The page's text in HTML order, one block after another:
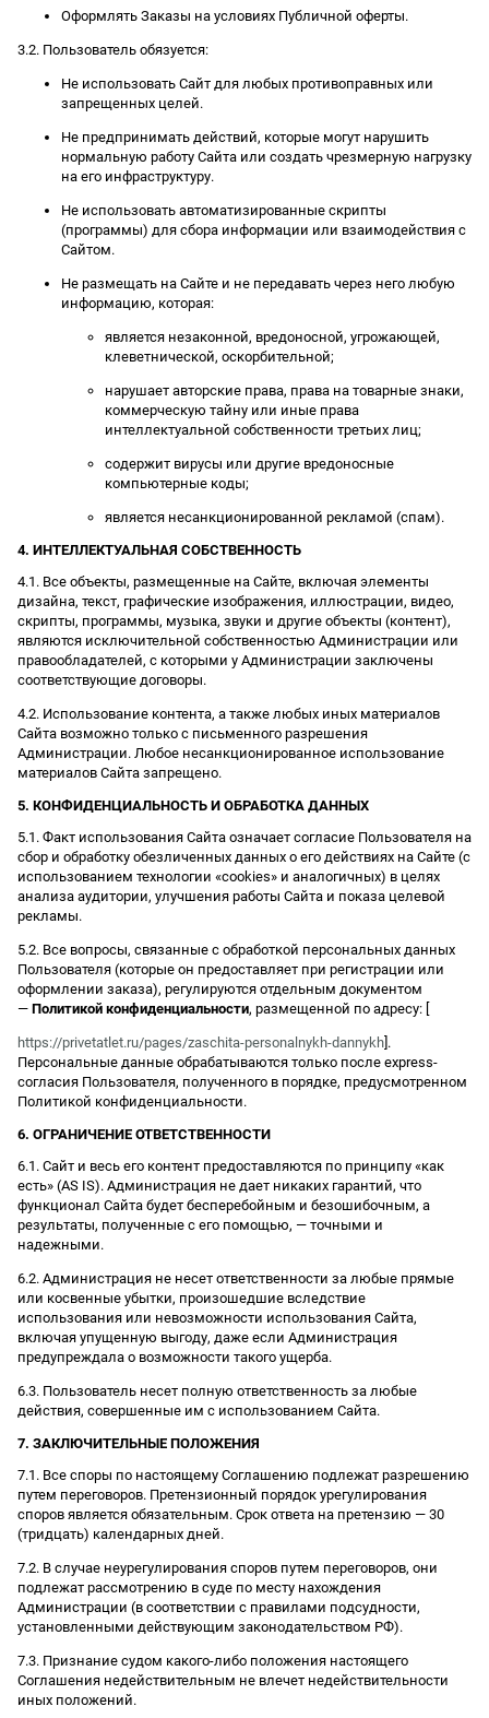
Оформлять Заказы на условиях Публичной оферты.
3.2. Пользователь обязуется:
Не использовать Сайт для любых противоправных или
запрещенных целей.
Не предпринимать действий, которые могут нарушить
нормальную работу Сайта или создать чрезмерную нагрузку
на его инфраструктуру.
Не использовать автоматизированные скрипты
(программы) для сбора информации или взаимодействия с
Сайтом.
Не размещать на Сайте и не передавать через него любую
информацию, которая:
является незаконной, вредоносной, угрожающей,
клеветнической, оскорбительной;
нарушает авторские права, права на товарные знаки,
коммерческую тайну или иные права
интеллектуальной собственности третьих лиц;
содержит вирусы или другие вредоносные
компьютерные коды;
является несанкционированной рекламой (спам).
4. ИНТЕЛЛЕКТУАЛЬНАЯ СОБСТВЕННОСТЬ
4.1. Все объекты, размещенные на Сайте, включая элементы
дизайна, текст, графические изображения, иллюстрации, видео,
скрипты, программы, музыка, звуки и другие объекты (контент),
являются исключительной собственностью Администрации или
правообладателей, с которыми у Администрации заключены
соответствующие договоры.
4.2. Использование контента, а также любых иных материалов
Сайта возможно только с письменного разрешения
Администрации. Любое несанкционированное использование
материалов Сайта запрещено.
5. КОНФИДЕНЦИАЛЬНОСТЬ И ОБРАБОТКА ДАННЫХ
5.1. Факт использования Сайта означает согласие Пользователя на
сбор и обработку обезличенных данных о его действиях на Сайте (с
использованием технологии «cookies» и аналогичных) в целях
анализа аудитории, улучшения работы Сайта и показа целевой
рекламы.
5.2. Все вопросы, связанные с обработкой персональных данных
Пользователя (которые он предоставляет при регистрации или
оформлении заказа), регулируются отдельным документом
— Политикой конфиденциальности, размещенной по адресу: [
https://privetatlet.ru/pages/zaschita-personalnykh-dannykh ].
Персональные данные обрабатываются только после express-
согласия Пользователя, полученного в порядке, предусмотренном
Политикой конфиденциальности.
6. ОГРАНИЧЕНИЕ ОТВЕТСТВЕННОСТИ
6.1. Сайт и весь его контент предоставляются по принципу «как
есть» (AS IS). Администрация не дает никаких гарантий, что
функционал Сайта будет бесперебойным и безошибочным, а
результаты, полученные с его помощью, — точными и
надежными.
6.2. Администрация не несет ответственности за любые прямые
или косвенные убытки, произошедшие вследствие
использования или невозможности использования Сайта,
включая упущенную выгоду, даже если Администрация
предупреждала о возможности такого ущерба.
6.3. Пользователь несет полную ответственность за любые
действия, совершенные им с использованием Сайта.
7. ЗАКЛЮЧИТЕЛЬНЫЕ ПОЛОЖЕНИЯ
7.1. Все споры по настоящему Соглашению подлежат разрешению
путем переговоров. Претензионный порядок урегулирования
споров является обязательным. Срок ответа на претензию — 30
(тридцать) календарных дней.
7.2. В случае неурегулирования споров путем переговоров, они
подлежат рассмотрению в суде по месту нахождения
Администрации (в соответствии с правилами подсудности,
установленными действующим законодательством РФ).
7.3. Признание судом какого-либо положения настоящего
Соглашения недействительным не влечет недействительности
иных положений.